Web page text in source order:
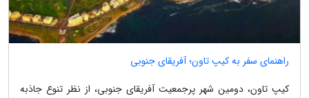
راهنمای سفر به کیپ تاون؛ آفریقای جنوبی
کیپ تاون، دومین شهر پرجمعیت آفریقای جنوبی، از نظر تنوع جاذبه